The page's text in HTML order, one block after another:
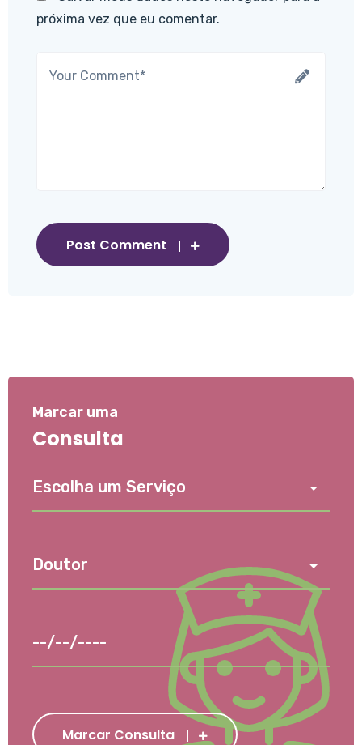
próxima vez que eu comentar.
Post Comment
Marcar uma
Consulta
Marcar Consulta